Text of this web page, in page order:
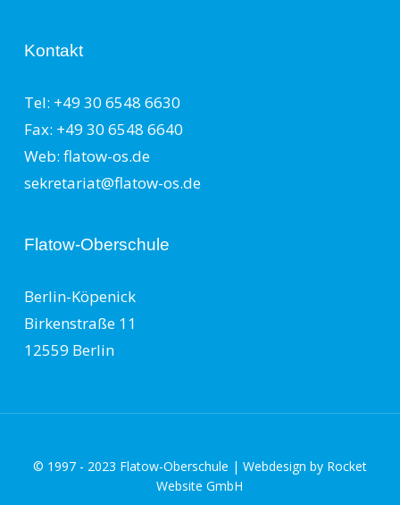
Kontakt
Tel: +49 30 6548 6630
Fax: +49 30 6548 6640
Web: flatow-os.de
sekretariat@flatow-os.de
Flatow-Oberschule
Berlin-Köpenick
Birkenstraße 11
12559 Berlin
© 1997 - 2023 Flatow-Oberschule | Webdesign by Rocket
Website GmbH